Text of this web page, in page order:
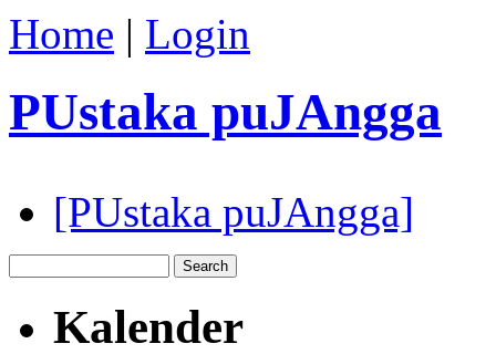
Home | Login
PUstaka puJAngga
[PUstaka puJAngga]
Kalender